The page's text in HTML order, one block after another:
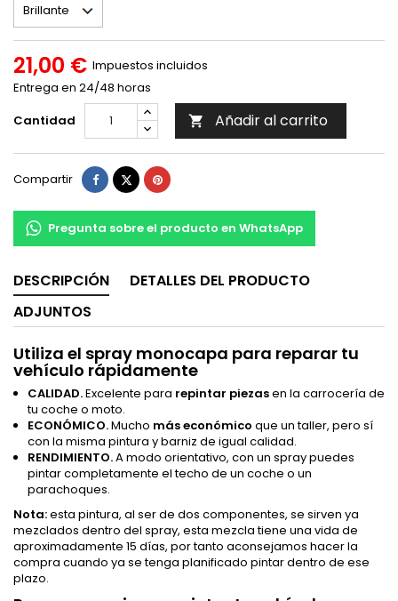
21,00 € Impuestos incluidos
Entrega en 24/48 horas
Cantidad
 Añadir al carrito
Compartir Compartir
TuitearPinterest
Pregunta sobre el producto en WhatsApp
DESCRIPCIÓN
DETALLES DEL PRODUCTO
ADJUNTOS
Utiliza el spray monocapa para reparar tu
vehículo rápidamente
CALIDAD.Excelente para repintar piezasen la carrocería de
tu coche o moto.
ECONÓMICO.Mucho más económico que un taller, pero sí
con la misma pintura y barniz de igual calidad.
RENDIMIENTO.A modo orientativo, con un spray puedes
pintar completamente el techo de un coche o un
parachoques.
Nota:esta pintura, al ser de dos componentes, se sirven ya
mezclados dentro del spray, esta mezcla tiene una vida de
aproximadamente 15 días, por tanto aconsejamos hacer la
compra cuando ya se tenga planificado pintar dentro de ese
plazo.